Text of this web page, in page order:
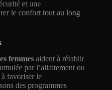
et une
le confort tout au long
femmes aident à rétablir
par l’allaitement ou
à favoriser le
des programmes